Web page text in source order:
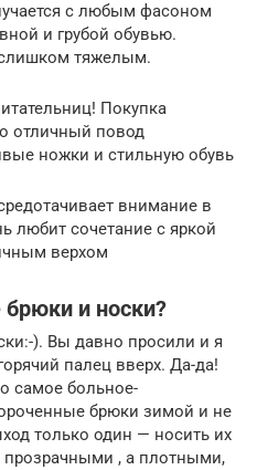
с любым фасоном
и грубой обувью.
тяжелым.
Покупка
отличный повод
ножки и стильную обувь
внимание в
любит сочетание с яркой
верхом
брюки и носки?
). Вы давно просили и я
палец вверх. Да-да!
самое больное-
брюки зимой и не
только один — носить их
, а плотными,